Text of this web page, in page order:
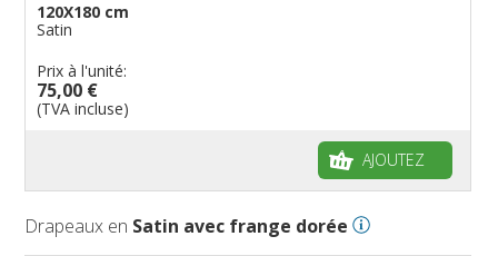
120X180 cm
Satin
Prix à l'unité:
75,00 €
(TVA incluse)
AJOUTEZ
Drapeaux en Satin avec frange dorée